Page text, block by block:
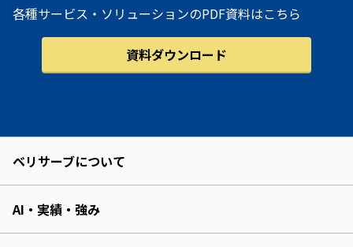
各種サービス・ソリューションのPDF資料はこちら
資料ダウンロード
ベリサーブについて
AI・実績・強み